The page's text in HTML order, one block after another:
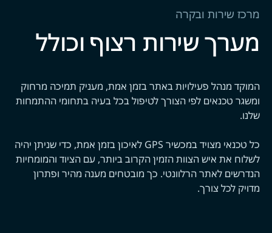
מרכז שירות ובקרה
מערך שירות רצוף וכולל
המוקד מנהל פעילויות באתר בזמן אמת, מעניק תמיכה מרחוק
ומשגר טכנאים לפי הצורך לטיפול בכל בעיה בתחומי ההתמחות
שלנו.
כל טכנאי מצויד במכשיר GPS לאיכון בזמן אמת, כדי שניתן יהיה
לשלוח את איש הצוות הזמין הקרוב ביותר, עם הציוד והמומחיות
הנדרשים לאתר הרלוונטי. כך מובטחים מענה מהיר ופתרון
מדויק לכל צורך.